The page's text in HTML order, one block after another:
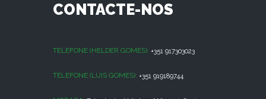
CONTACTE-NOS
TELEFONE (HELDER GOMES): +351 917303023
TELEFONE (LUIS GOMES): +351 919189744